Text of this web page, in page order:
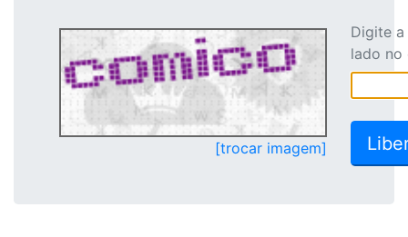
[trocar imagem]
Digite
lado no